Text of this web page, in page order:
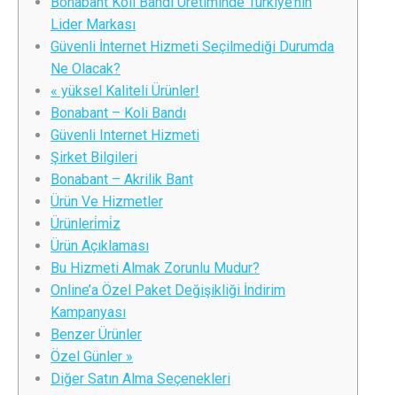
Lider Markası
Güvenli İnternet Hizmeti Seçilmediği Durumda
Ne Olacak?
« yüksel Kaliteli Ürünler!
Bonabant – Koli Bandı
Güvenli Internet Hizmeti
Şirket Bilgileri
Bonabant – Akrilik Bant
Ürün Ve Hizmetler
Ürünleri̇mi̇z
Ürün Açıklaması
Bu Hizmeti Almak Zorunlu Mudur?
Online’a Özel Paket Değişikliği İndirim
Kampanyası
Benzer Ürünler
Özel Günler »
Diğer Satın Alma Seçenekleri